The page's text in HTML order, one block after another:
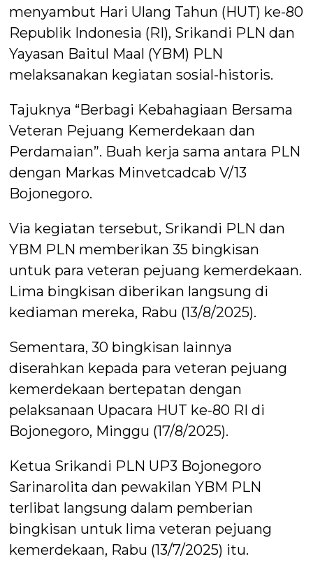
menyambut Hari Ulang Tahun (HUT) ke-80
Republik Indonesia (RI), Srikandi PLN dan
Yayasan Baitul Maal (YBM) PLN
melaksanakan kegiatan sosial-historis.
Tajuknya “Berbagi Kebahagiaan Bersama
Veteran Pejuang Kemerdekaan dan
Perdamaian”. Buah kerja sama antara PLN
dengan Markas Minvetcadcab V/13
Bojonegoro.
Via kegiatan tersebut, Srikandi PLN dan
YBM PLN memberikan 35 bingkisan
untuk para veteran pejuang kemerdekaan.
Lima bingkisan diberikan langsung di
kediaman mereka, Rabu (13/8/2025).
Sementara, 30 bingkisan lainnya
diserahkan kepada para veteran pejuang
kemerdekaan bertepatan dengan
pelaksanaan Upacara HUT ke-80 RI di
Bojonegoro, Minggu (17/8/2025).
Ketua Srikandi PLN UP3 Bojonegoro
Sarinarolita dan pewakilan YBM PLN
terlibat langsung dalam pemberian
bingkisan untuk lima veteran pejuang
kemerdekaan, Rabu (13/7/2025) itu.